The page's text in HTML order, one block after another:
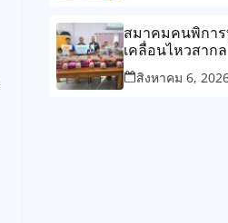
สมาคมคนพิการ
เคลื่อนไหวสาก
ทรัพย์ศิริ นายกส
อำนวยการสภาสั
สิงหาคม 6,